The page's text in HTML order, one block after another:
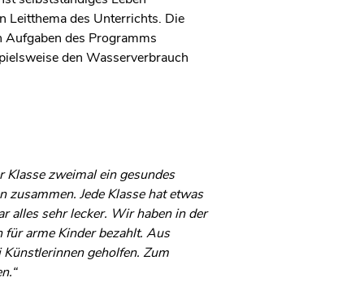
Leitthema des Unterrichts. Die
Aufgaben des Programms
den Wasserverbrauch
zweimal ein gesundes
Jede Klasse hat etwas
alles sehr lecker. Wir haben in der
für arme Kinder bezahlt. Aus
geholfen. Zum